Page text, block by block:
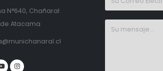
N°640, Chañaral
Atacama